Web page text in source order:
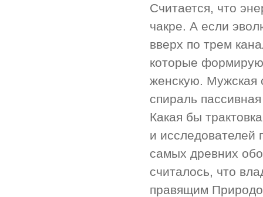
Считается, что
чакре. А если
вверх по трем
которые
женскую. Мужская
спираль
Какая бы
и исследователей
самых древних
считалось, что
правящим